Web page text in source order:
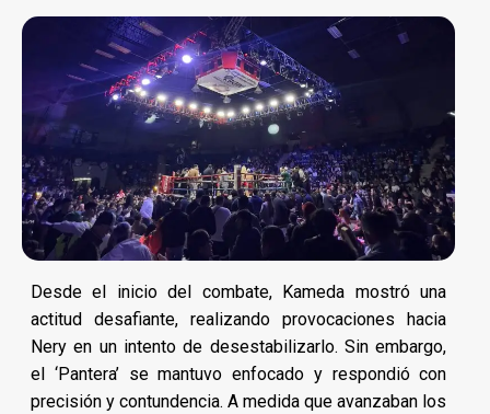
Desde el inicio del combate, Kameda mostró una
actitud desafiante, realizando provocaciones hacia
Nery en un intento de desestabilizarlo. Sin embargo,
el ‘Pantera’ se mantuvo enfocado y respondió con
precisión y contundencia. A medida que avanzaban los